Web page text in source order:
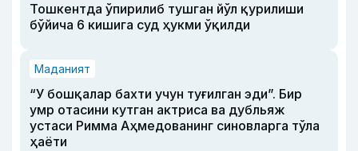
Тошкентда ўпирилиб тушган йўл қурилиши
бўйича 6 кишига суд ҳукми ўқилди
Маданият
“У бошқалар бахти учун туғилган эди”. Бир
умр отасини кутган актриса ва дубльяж
устаси Римма Аҳмедованинг синовларга тўла
ҳаёти